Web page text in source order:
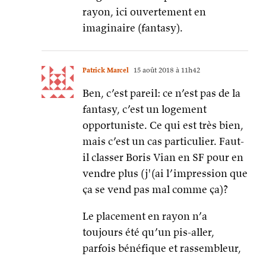
rayon, ici ouvertement en
imaginaire (fantasy).
Patrick Marcel 15 août 2018 à 11h42
Ben, c’est pareil: ce n’est pas de la
fantasy, c’est un logement
opportuniste. Ce qui est très bien,
mais c’est un cas particulier. Faut-
il classer Boris Vian en SF pour en
vendre plus (j'(ai l’impression que
ça se vend pas mal comme ça)?
Le placement en rayon n’a
toujours été qu’un pis-aller,
parfois bénéfique et rassembleur,